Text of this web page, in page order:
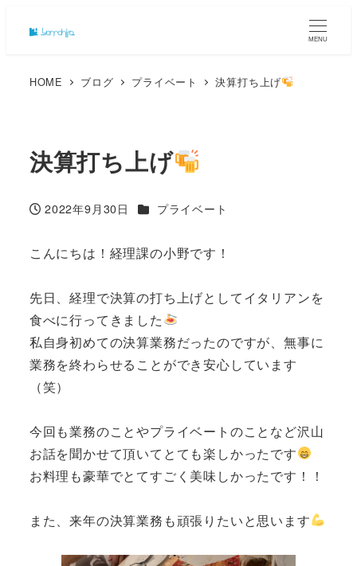
MENU
HOME ブログ プライベート 決算打ち上げ
決算打ち上げ
投稿日
2022年9月30日 カテゴリー
プライベート
こんにちは！経理課の小野です！
先日、経理で決算の打ち上げとしてイタリアンを
食べに行ってきました
私自身初めての決算業務だったのですが、無事に
業務を終わらせることができ安心しています
（笑）
今回も業務のことやプライベートのことなど沢山
お話を聞かせて頂いてとても楽しかったです
お料理も豪華でとてすごく美味しかったです！！
また、来年の決算業務も頑張りたいと思います